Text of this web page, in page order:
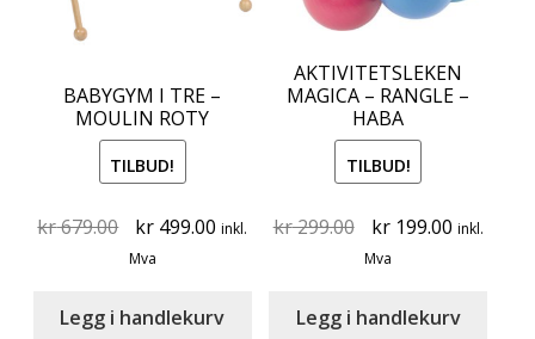
BABYGYM I TRE –
MOULIN ROTY
TILBUD!
kr679.00
Original
price
kr 679.00.
kr 499.00 Current
kr 499.00.
inkl.
Mva
Legg i handlekurv
AKTIVITETSLEKEN
MAGICA – RANGLE –
HABA
TILBUD!
kr299.00
Original
price
kr 299.00.
kr199.00Current
kr 199.00.
inkl.
Mva
Legg i handlekurv